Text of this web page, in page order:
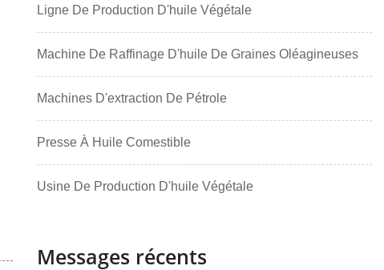
Ligne De Production D'huile Végétale
Machine De Raffinage D'huile De Graines Oléagineuses
Machines D'extraction De Pétrole
Presse À Huile Comestible
Usine De Production D'huile Végétale
Messages récents